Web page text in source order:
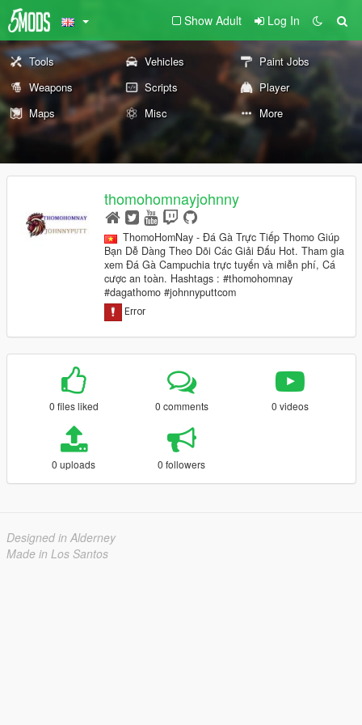
Show Adult Log In
Tools Vehicles
Paint Jobs
Weapons
Scripts
Player
Maps
Misc More
thomohomnayjohnny
ThomoHomNay - Đá Gà Trực Tiếp Thomo Giúp
Bạn Dễ Dàng Theo Dõi Các Giải Đấu Hot. Tham gia
xem Đá Gà Campuchia trực tuyến và miễn phí, Cá
cược an toàn. Hashtags : #thomohomnay
#dagathomo #johnnyputtcom
0 files liked 0 comments 0 videos
0 uploads 0 followers
Designed in Alderney
Made in Los Santos